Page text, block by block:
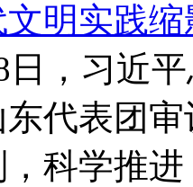
明实践
日，习近
代表团
科学推